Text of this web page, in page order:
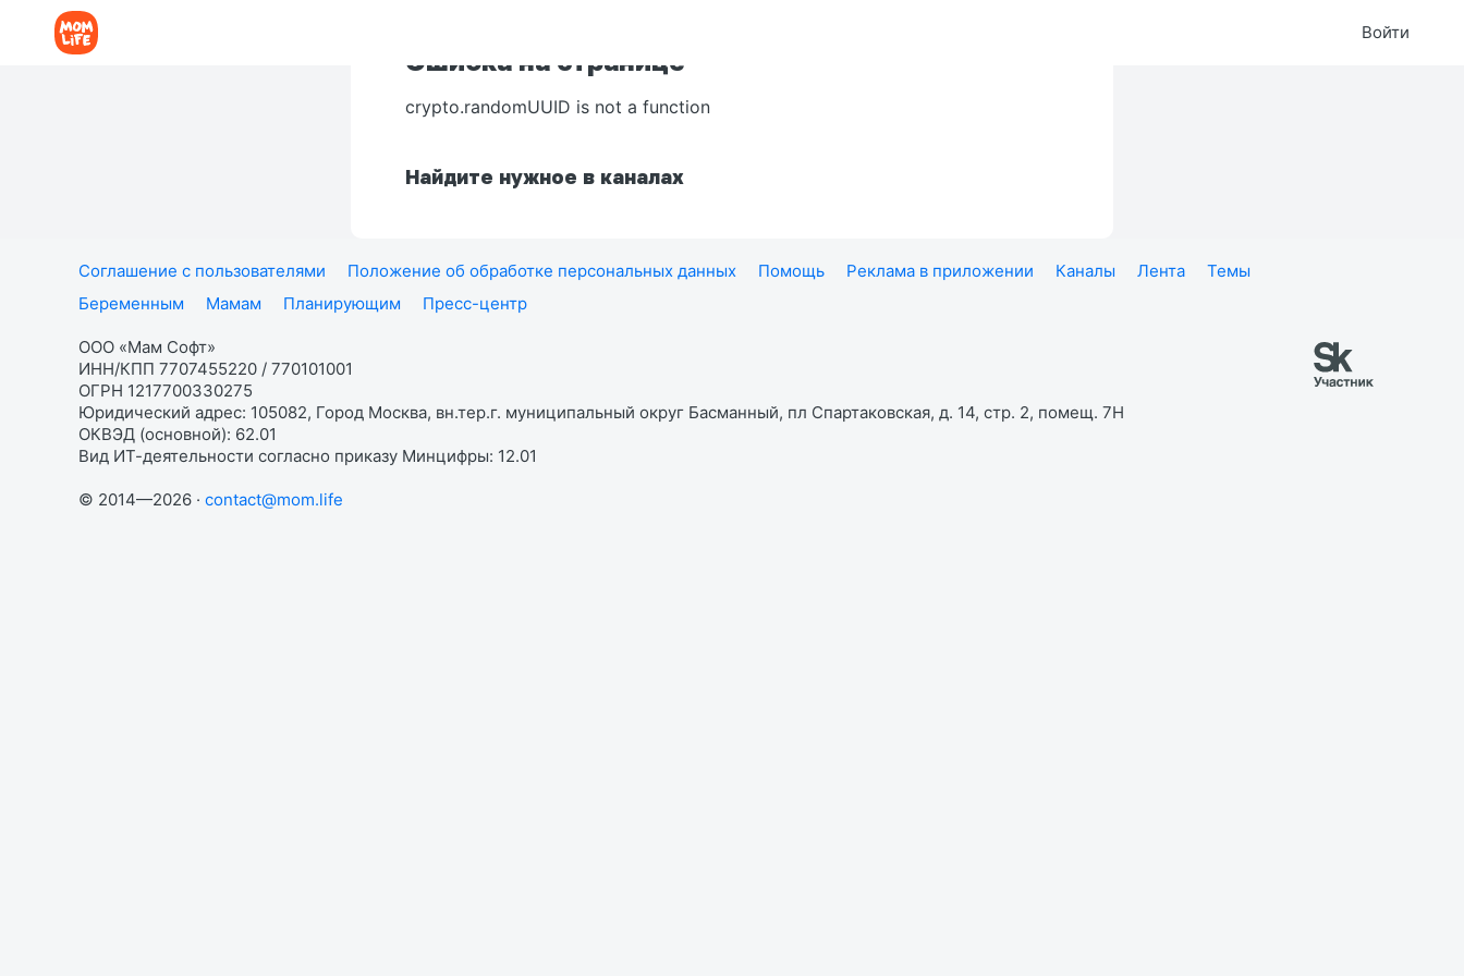
Войти
Ошибка на странице
crypto.randomUUID is not a function
Найдите нужное в каналах
Соглашение с пользователями Положение об обработке персональных данных Помощь Реклама в приложении Каналы Лента
Темы
Беременным
Мамам Планирующим Пресс-центр
ООО «Мам Софт»
ИНН/КПП 7707455220 / 770101001
ОГРН 1217700330275
Юридический адрес: 105082, Город Москва, вн.тер.г. муниципальный округ Басманный, пл Спартаковская, д. 14, стр. 2, помещ. 7Н
ОКВЭД (основной): 62.01
Вид ИТ-деятельности согласно приказу Минцифры: 12.01
© 2014—2026 · contact@mom.life